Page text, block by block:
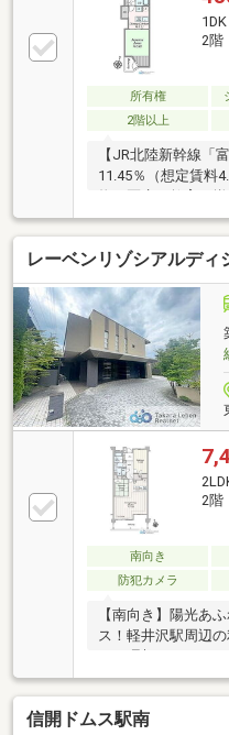
2階
所有権
2階以上
【JR北陸新幹線「
11.45％（想定賃料
◎！
レーベンリゾシアルディ
2階
南向き
防犯カメラ
【南向き】陽光あ
ス！軽井沢駅周辺
すすめの住戸です。
信開ドムス駅南